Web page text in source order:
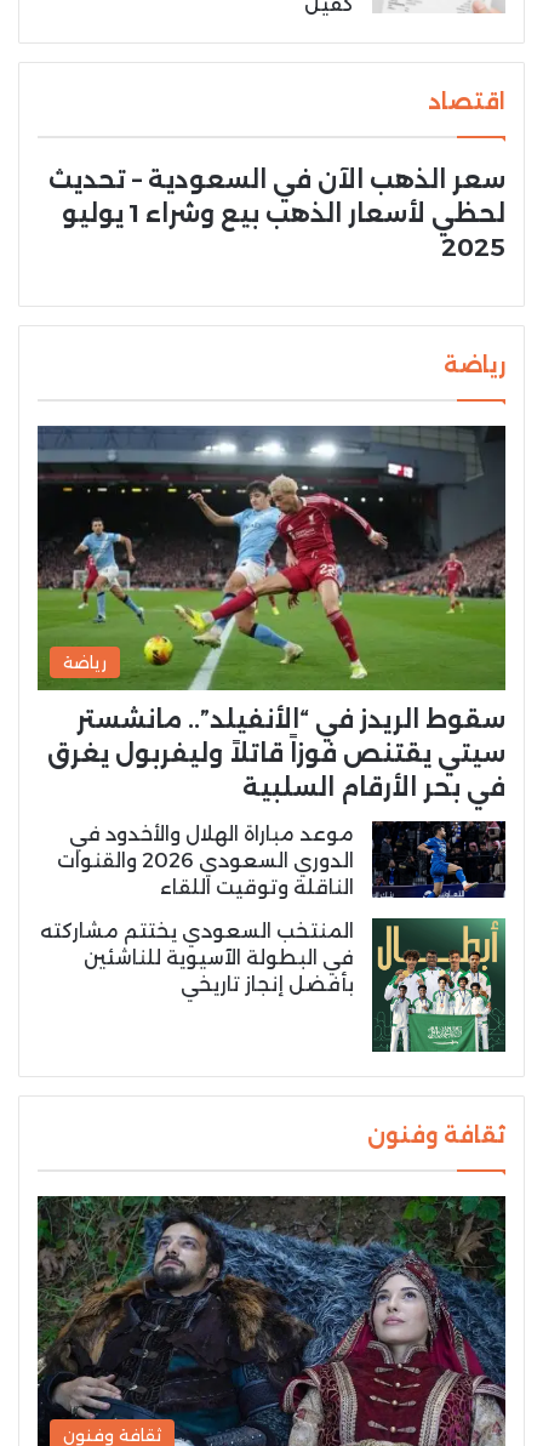
اقتصاد
سعر الذهب الآن في السعودية – تحديث
لحظي لأسعار الذهب بيع وشراء 1 يوليو
2025
رياضة
رياضة
سقوط الريدز في “الأنفيلد”.. مانشستر
سيتي يقتنص فوزاً قاتلاً وليفربول يغرق
في بحر الأرقام السلبية
موعد مباراة الهلال والأخدود في
الدوري السعودي 2026 والقنوات
الناقلة وتوقيت اللقاء
المنتخب السعودي يختتم مشاركته
في البطولة الآسيوية للناشئين
بأفضل إنجاز تاريخي
ثقافة وفنون
ثقافة وفنون